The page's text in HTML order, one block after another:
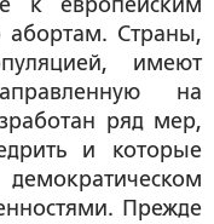
к европейским
абортам. Страны,
имеют
на
ряд мер,
и которые
Прежде